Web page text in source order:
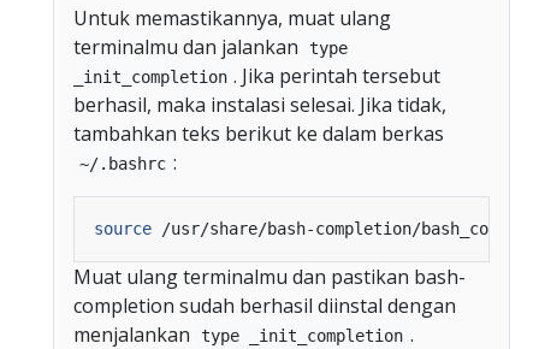
Untuk memastikannya, muat ulang
terminalmu dan jalankan
type
_init_completion . Jika perintah tersebut
berhasil, maka instalasi selesai. Jika tidak,
tambahkan teks berikut ke dalam berkas
~/.bashrc :
source
Muat ulang terminalmu dan pastikan bash-
completion sudah berhasil diinstal dengan
menjalankan
type _init_completion .